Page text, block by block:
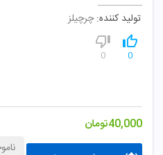
تولید کننده: چرچیلز
0
0
40,000تومان